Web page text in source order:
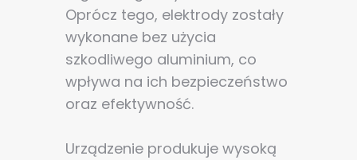
Oprócz tego, elektrody zostały
wykonane bez użycia
szkodliwego aluminium, co
wpływa na ich bezpieczeństwo
oraz efektywność.
Urządzenie produkuje wysoką